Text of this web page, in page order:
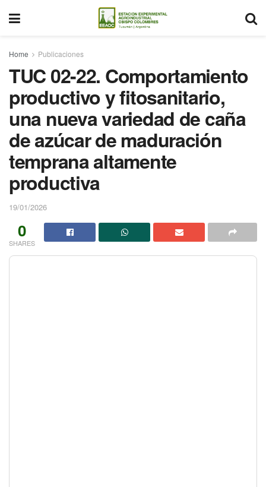
Home Publicaciones
TUC 02-22. Comportamiento
productivo y fitosanitario,
una nueva variedad de caña
de azúcar de maduración
temprana altamente
productiva
19/01/2026
0
SHARES